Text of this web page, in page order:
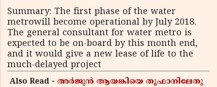
Summary: The first phase of the water
metrowill become operational by July 2018.
The general consultant for water metro is
expected to be on-board by this month end,
and it would give a new lease of life to the
much-delayed project
Also Read - അർജുൻ ആയങ്കിയെ തൂഫാനിലേതു